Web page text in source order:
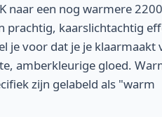
naar een nog warmere
prachtig, kaarslichtachtig
je voor dat je je klaarmaakt
amberkleurige gloed.
zijn gelabeld als "warm